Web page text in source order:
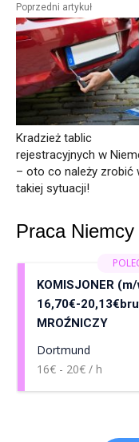
Poprzedni artykuł
Kradzież tablic
rejestracyjnych w
– oto co należy zrobić
takiej sytuacji!
Praca
KOMISJONER
16,70€-
MROŹNICZY
Dortmund
16€ - 20€ / h